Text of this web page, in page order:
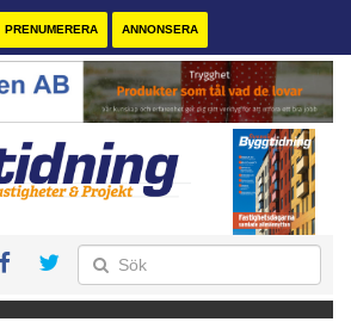
PRENUMERERA ANNONSERA